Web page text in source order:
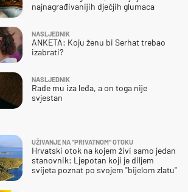
najnagrađivanijih dječjih glumaca
NASLJEDNIK
ANKETA: Koju ženu bi Serhat trebao
izabrati?
NASLJEDNIK
Rade mu iza leđa, a on toga nije
svjestan
UŽIVANJE NA "PRIVATNOM" OTOKU
Hrvatski otok na kojem živi samo jedan
stanovnik: Ljepotan koji je diljem
svijeta poznat po svojem "bijelom zlatu"